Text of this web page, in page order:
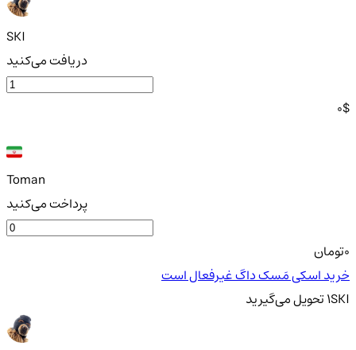
SKI
دریافت می‌کنید
0$
Toman
پرداخت می‌کنید
تومان
خرید اسکی مَسک داگ غیرفعال است
1SKIتحویلمی‌گیرید